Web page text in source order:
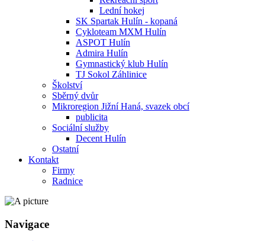
Lední hokej
SK Spartak Hulín - kopaná
Cykloteam MXM Hulín
ASPOT Hulín
Admira Hulín
Gymnastický klub Hulín
TJ Sokol Záhlinice
Školství
Sběrný dvůr
Mikroregion Jižní Haná, svazek obcí
publicita
Sociální služby
Decent Hulín
Ostatní
Kontakt
Firmy
Radnice
Navigace